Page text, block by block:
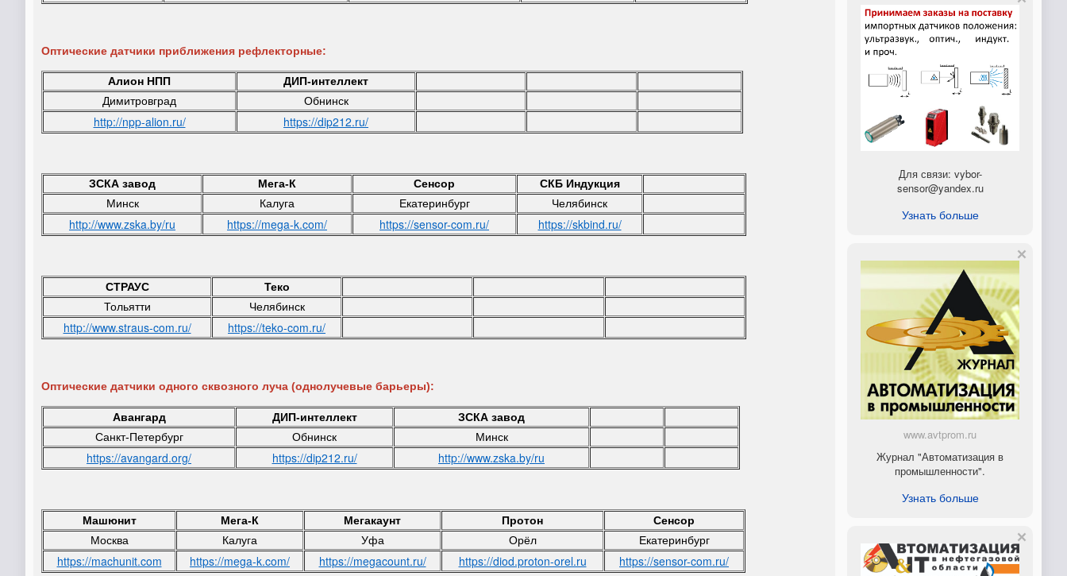
Оптические датчики приближения рефлекторные:
Алион НПП
ДИП-интеллект
Димитровград
Обнинск
http://npp-alion.ru/ https://dip212.ru/
ЗСКА завод Мега-К Сенсор
СКБ Индукция
Минск
Калуга Екатеринбург Челябинск
http://www.zska.by/ru https://mega-k.com/ https://sensor-com.ru/ https://skbind.ru/
СТРАУС
Теко
Тольятти
Челябинск
http://www.straus-com.ru/ https://teko-com.ru/
Оптические датчики одного сквозного луча (однолучевые барьеры):
Авангард ДИП-интеллект
ЗСКА завод
Санкт-Петербург
Обнинск Минск
https://avangard.org/ https://dip212.ru/ http://www.zska.by/ru
Машюнит Мега-К Мегакаунт Протон
Сенсор
Москва
Калуга Уфа Орёл Екатеринбург
https://machunit.com https://mega-k.com/ https://megacount.ru/ https://diod.proton-orel.ru https://sensor-com.ru/
Для связи: vybor-
sensor@yandex.ru
Узнать больше
www.avtprom.ru
Журнал "Автоматизация в
промышленности".
Узнать больше